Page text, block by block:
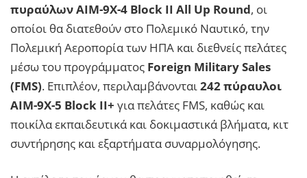
πυραύλων AIM-9X-4 Block II All Up Round, οι
οποίοι θα διατεθούν στο Πολεμικό Ναυτικό, την
Πολεμική Αεροπορία των ΗΠΑ και διεθνείς πελάτες
μέσω του προγράμματος Foreign Military Sales
(FMS). Επιπλέον, περιλαμβάνονται242 πύραυλοι
AIM-9X-5 Block II+ για πελάτες FMS, καθώς και
ποικίλα εκπαιδευτικά και δοκιμαστικά βλήματα, κιτ
συντήρησης και εξαρτήματα συναρμολόγησης.